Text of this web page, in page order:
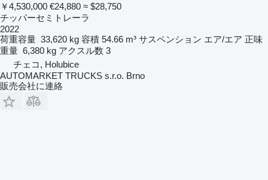
￥4,530,000 €24,880 ≈ $28,750
チッパーセミトレーラ
2022
荷重容量 33,620 kg 容積 54.66 m³ サスペンション エア/エア 正味
重量 6,380 kg アクスル数 3
チェコ, Holubice
AUTOMARKET TRUCKS s.r.o. Brno
販売会社に連絡